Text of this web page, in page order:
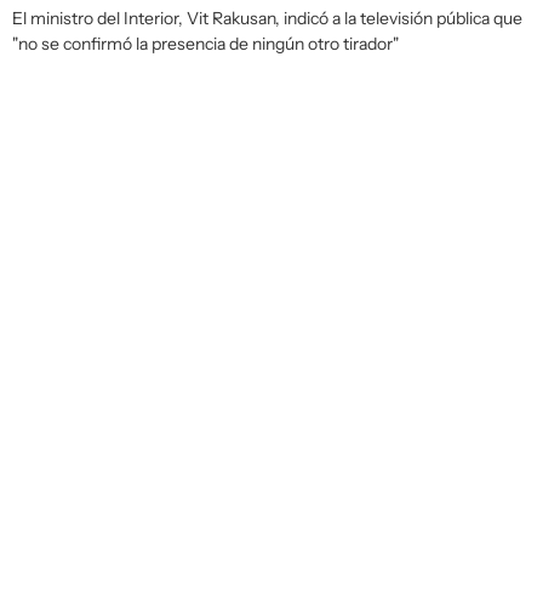
El ministro del Interior, Vit Rakusan, indicó a la televisión pública que
"no se confirmó la presencia de ningún otro tirador"